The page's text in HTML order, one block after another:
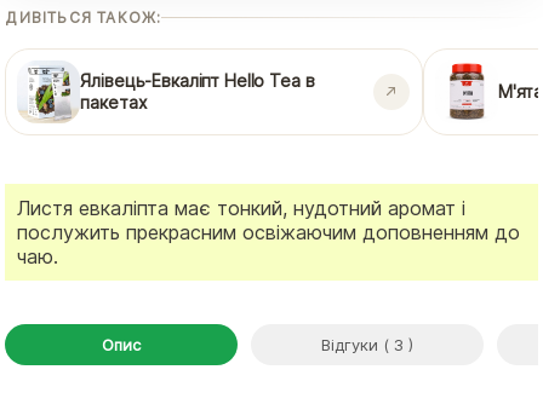
ДИВІТЬСЯ ТАКОЖ:
Ялівець-Евкаліпт Hello Tea в
пакетах
М'ята
Листя евкаліпта має тонкий, нудотний аромат і
послужить прекрасним освіжаючим доповненням до
чаю.
Опис Відгуки ( 3 )